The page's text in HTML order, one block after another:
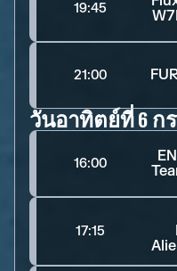
19:45
21:00
วันอาทิตย์ที่ 6 ก
16:00
17:15